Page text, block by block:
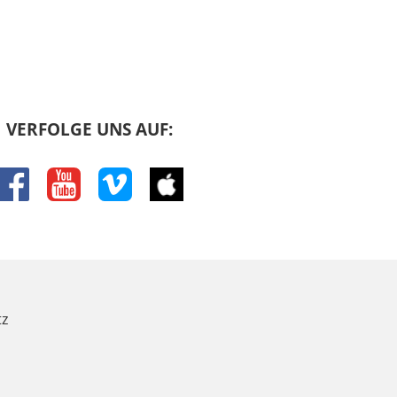
Es
Mitglieder der
mit seiner
VERFOLGE UNS AUF:
facebookyoutubevimeo itunes